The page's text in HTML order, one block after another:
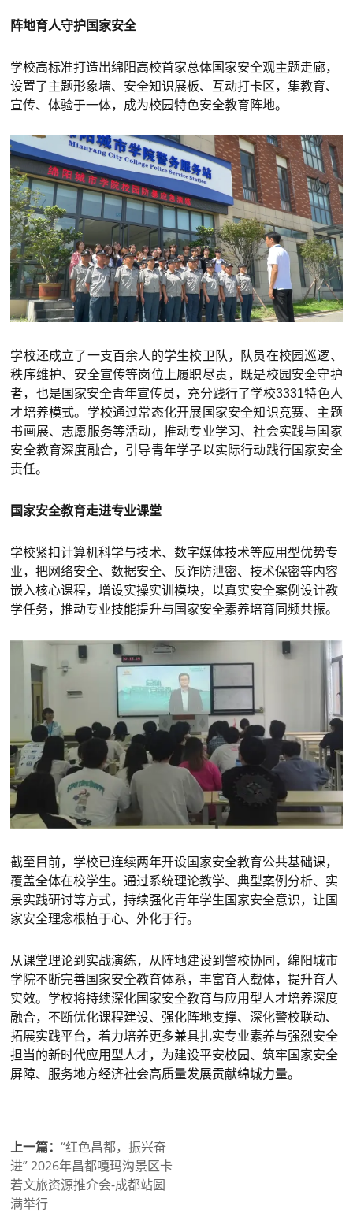
阵地育人守护国家安全
学校高标准打造出绵阳高校首家总体国家安全观主题走廊，
设置了主题形象墙、安全知识展板、互动打卡区，集教育、
宣传、体验于一体，成为校园特色安全教育阵地。
学校还成立了一支百余人的学生校卫队，队员在校园巡逻、
秩序维护、安全宣传等岗位上履职尽责，既是校园安全守护
者，也是国家安全青年宣传员，充分践行了学校3331特色人
才培养模式。学校通过常态化开展国家安全知识竞赛、主题
书画展、志愿服务等活动，推动专业学习、社会实践与国家
安全教育深度融合，引导青年学子以实际行动践行国家安全
责任。
国家安全教育走进专业课堂
学校紧扣计算机科学与技术、数字媒体技术等应用型优势专
业，把网络安全、数据安全、反诈防泄密、技术保密等内容
嵌入核心课程，增设实操实训模块，以真实安全案例设计教
学任务，推动专业技能提升与国家安全素养培育同频共振。
截至目前，学校已连续两年开设国家安全教育公共基础课，
覆盖全体在校学生。通过系统理论教学、典型案例分析、实
景实践研讨等方式，持续强化青年学生国家安全意识，让国
家安全理念根植于心、外化于行。
从课堂理论到实战演练，从阵地建设到警校协同，绵阳城市
学院不断完善国家安全教育体系，丰富育人载体，提升育人
实效。学校将持续深化国家安全教育与应用型人才培养深度
融合，不断优化课程建设、强化阵地支撑、深化警校联动、
拓展实践平台，着力培养更多兼具扎实专业素养与强烈安全
担当的新时代应用型人才，为建设平安校园、筑牢国家安全
屏障、服务地方经济社会高质量发展贡献绵城力量。
上一篇：“红色昌都，振兴奋
进” 2026年昌都嘎玛沟景区卡
若文旅资源推介会-成都站圆
满举行